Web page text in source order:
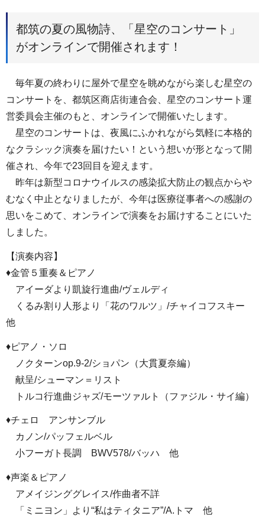
都筑の夏の風物詩、「星空のコンサート」
がオンラインで開催されます！
毎年夏の終わりに屋外で星空を眺めながら楽しむ星空の
コンサートを、都筑区商店街連合会、星空のコンサート運
営委員会主催のもと、オンラインで開催いたします。
星空のコンサートは、夜風にふかれながら気軽に本格的
なクラシック演奏を届けたい！という想いが形となって開
催され、今年で23回目を迎えます。
昨年は新型コロナウイルスの感染拡大防止の観点からや
むなく中止となりましたが、今年は医療従事者への感謝の
思いをこめて、オンラインで演奏をお届けすることにいた
しました。
【演奏内容】
♦金管５重奏＆ピアノ
アイーダより凱旋行進曲/ヴェルディ
くるみ割り人形より「花のワルツ」/チャイコフスキー
他
♦ピアノ・ソロ
ノクターンop.9-2/ショパン（大貫夏奈編）
献呈/シューマン＝リスト
トルコ行進曲ジャズ/モーツァルト（ファジル・サイ編）
♦チェロ アンサンブル
カノン/パッフェルベル
小フーガト長調 BWV578/バッハ 他
♦声楽＆ピアノ
アメイジンググレイス/作曲者不詳
「ミニヨン」より“私はティタニア”/A.トマ 他